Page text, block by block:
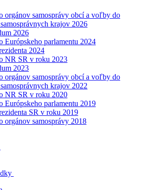
orgánov samosprávy obcí a voľby do
krajov 2026
2026
Európskeho parlamentu 2024
2024
NR SR v roku 2023
2023
orgánov samosprávy obcí a voľby do
krajov 2022
NR SR v roku 2020
Európskeho parlamentu 2019
SR v roku 2019
orgánov samosprávy 2018